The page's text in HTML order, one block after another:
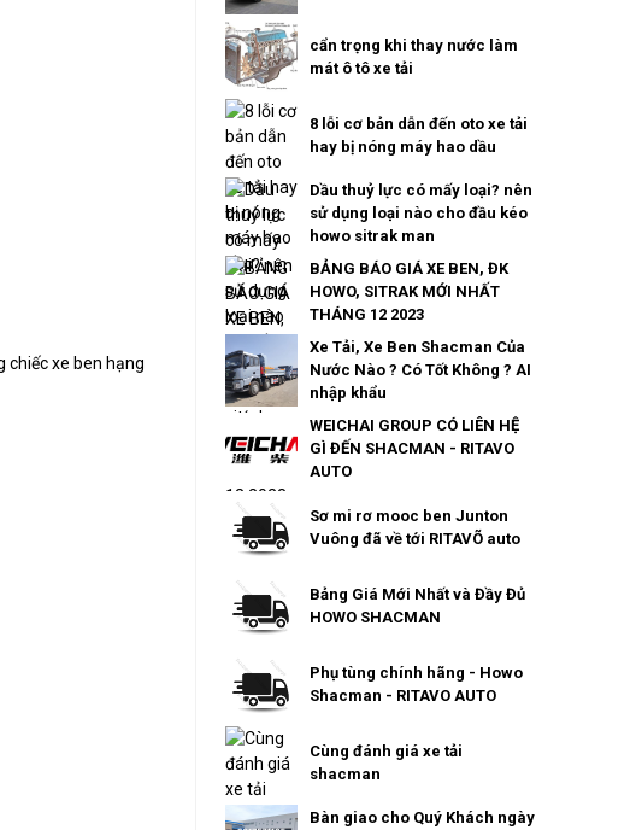
chiếc xe ben hạng
cẩn trọng khi thay nước làm
mát ô tô xe tải
8 lỗi cơ bản dẫn đến oto xe tải
hay bị nóng máy hao dầu
Dầu thuỷ lực có mấy loại? nên
sử dụng loại nào cho đầu kéo
howo sitrak man
BẢNG BÁO GIÁ XE BEN, ĐK
HOWO, SITRAK MỚI NHẤT
THÁNG 12 2023
Xe Tải, Xe Ben Shacman Của
Nước Nào ? Có Tốt Không ? AI
nhập khẩu
WEICHAI GROUP CÓ LIÊN HỆ
GÌ ĐẾN SHACMAN - RITAVO
AUTO
Sơ mi rơ mooc ben Junton
Vuông đã về tới RITAVÕ auto
Bảng Giá Mới Nhất và Đầy Đủ
HOWO SHACMAN
Phụ tùng chính hãng - Howo
Shacman - RITAVO AUTO
Cùng đánh giá xe tải
shacman
Bàn giao cho Quý Khách ngày